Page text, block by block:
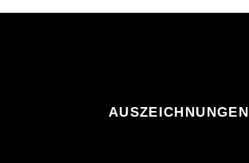
AUSZEICHNUNGEN